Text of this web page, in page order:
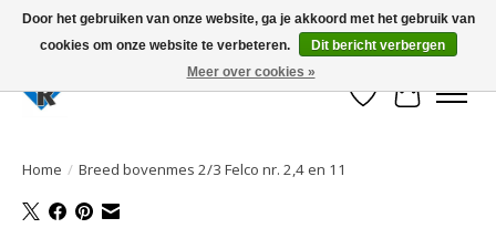
Large selection of products and fast shipping!
Verlanglijst
Home / Breed bovenmes 2/3 Felco nr. 2,4 en 11
Door het gebruiken van onze website, ga je akkoord met het gebruik van
cookies om onze website te verbeteren.
Dit bericht verbergen
Meer over cookies »